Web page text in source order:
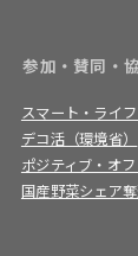
参加・賛同・
スマート・ライ
デコ活（環境省）
ポジティブ・オフ
国産野菜シェア